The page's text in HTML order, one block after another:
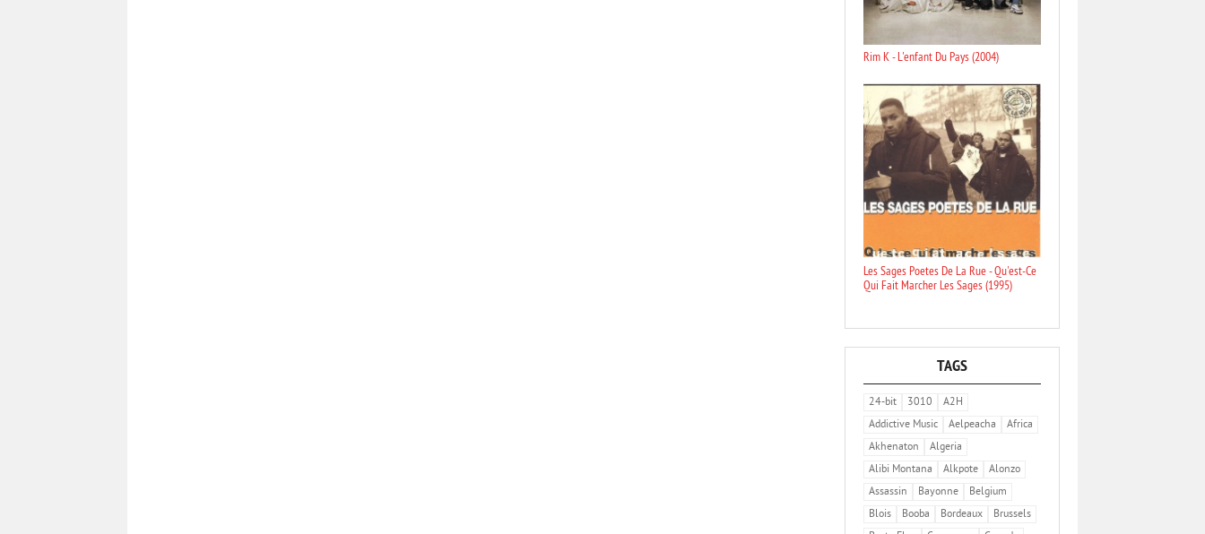
Rim K - L'enfant Du Pays (2004)
Les Sages Poetes De La Rue - Qu'est-Ce
Qui Fait Marcher Les Sages (1995)
TAGS
24-bit 3010
A2H
Addictive Music
Aelpeacha
Africa
Akhenaton
Algeria
Alibi Montana
Alkpote
Alonzo
Assassin
Bayonne
Belgium
Blois
Booba Bordeaux
Brussels